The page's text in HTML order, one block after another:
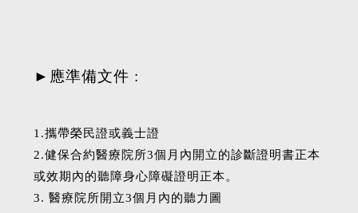
►應準備文件 :
1.攜帶榮民證或義士證
2.健保合約醫療院所3個月內開立的診斷證明書正本
或效期內的聽障身心障礙證明正本。
3. 醫療院所開立3個月內的聽力圖